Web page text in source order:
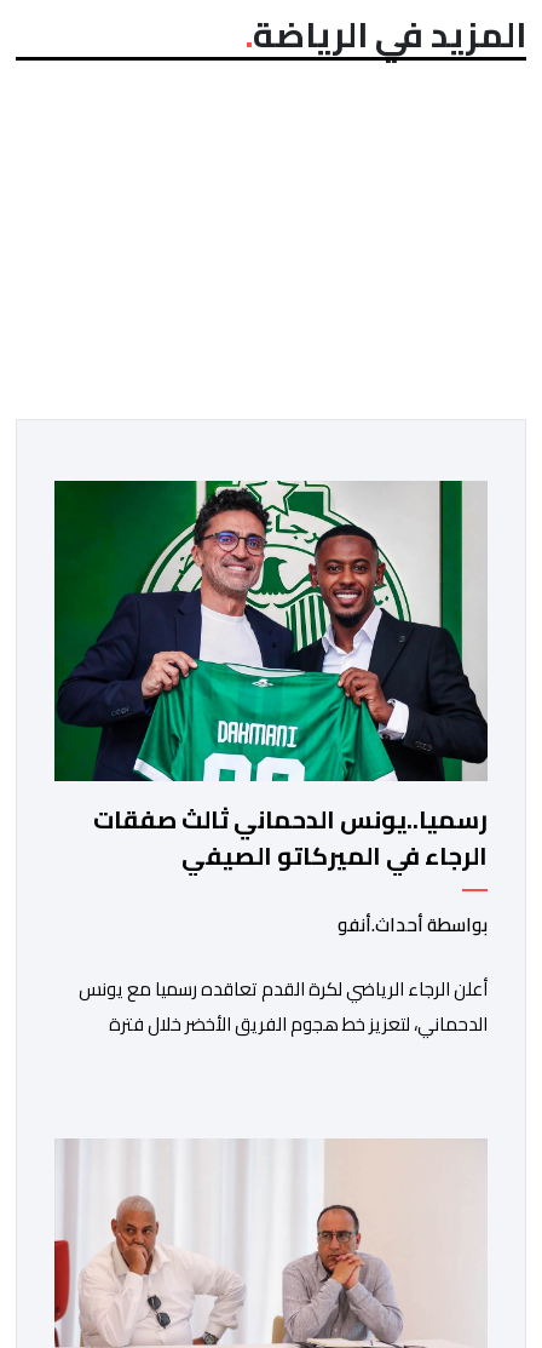
المزيد في الرياضة
رسميا..يونس الدحماني ثالث صفقات
الرجاء في الميركاتو الصيفي
بواسطة أحداث.أنفو
أعلن الرجاء الرياضي لكرة القدم تعاقده رسميا مع يونس
الدحماني، لتعزيز خط هجوم الفريق الأخضر خلال فترة
الطاقم التقني للرجاء لتقديم الإضافة المرجوة في
أداء لافت قدمه اللاعب برفقة اتحاد […]